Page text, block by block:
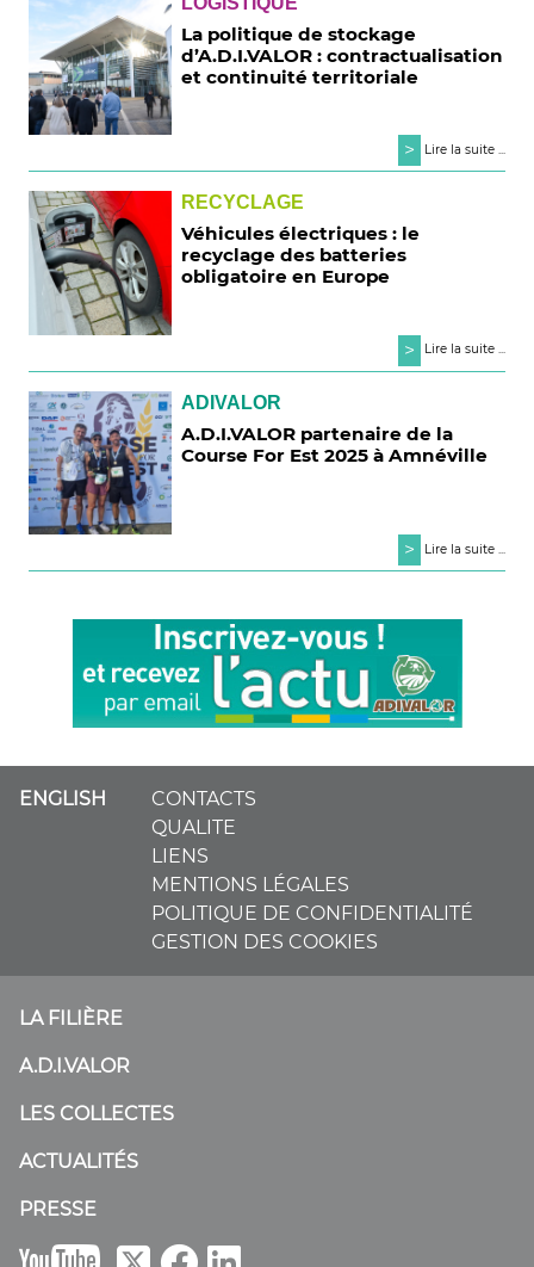
La politique de stockage
d’A.D.I.VALOR : contractualisation
et continuité territoriale
> Lire la suite ...
RECYCLAGE
Véhicules électriques : le
recyclage des batteries
obligatoire en Europe
> Lire la suite ...
ADIVALOR
A.D.I.VALOR partenaire de la
Course For Est 2025 à Amnéville
> Lire la suite ...
ENGLISH
CONTACTS
QUALITE
LIENS
MENTIONS LÉGALES
POLITIQUE DE CONFIDENTIALITÉ
GESTION DES COOKIES
LA FILIÈRE
A.D.I.VALOR
LES COLLECTES
ACTUALITÉS
PRESSE